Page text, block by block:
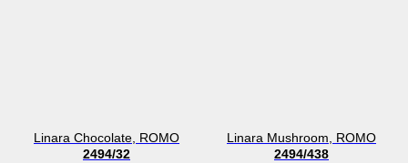
Linara Chocolate, ROMO
2494/32
Linara Mushroom, ROMO
2494/438